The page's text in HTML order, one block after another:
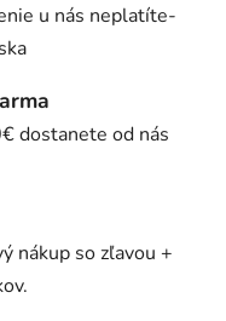
u nás neplatíte-
dostanete od nás
nákup so zľavou +